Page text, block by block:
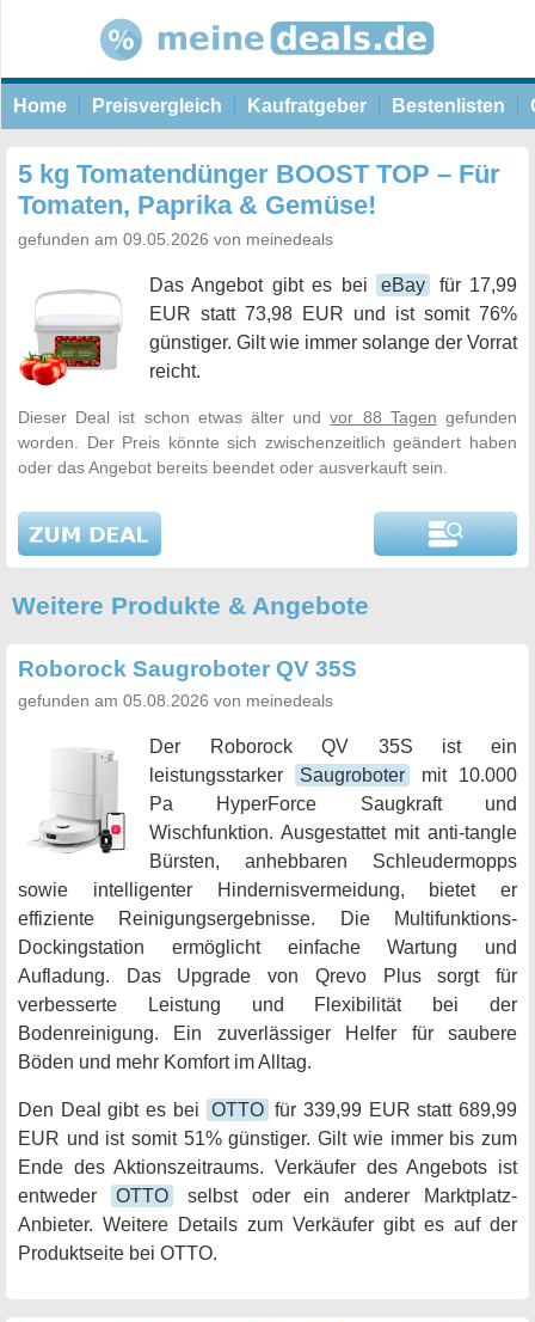
Home Preisvergleich Kaufratgeber Bestenlisten
5 kg Tomatendünger BOOST TOP – Für
Tomaten, Paprika & Gemüse!
gefunden am 09.05.2026 von meinedeals
Das Angebot gibt es bei eBay
für 17,99
EUR statt 73,98 EUR und ist somit 76%
günstiger. Gilt wie immer solange der Vorrat
reicht.
Dieser Deal ist schon etwas älter undvor 88 Tagen gefunden
worden. Der Preis könnte sich zwischenzeitlich geändert haben
oder das Angebot bereits beendet oder ausverkauft sein.
Weitere Produkte & Angebote
Roborock Saugroboter QV 35S
gefunden am 05.08.2026 von meinedeals
Der Roborock QV 35S ist ein
leistungsstarker
Saugroboter
mit 10.000
Pa HyperForce Saugkraft und
Wischfunktion. Ausgestattet mit anti-tangle
Bürsten, anhebbaren Schleudermopps
sowie intelligenter Hindernisvermeidung, bietet er
effiziente Reinigungsergebnisse. Die Multifunktions-
Dockingstation ermöglicht einfache Wartung und
Aufladung. Das Upgrade von Qrevo Plus sorgt für
verbesserte Leistung und Flexibilität bei der
Bodenreinigung. Ein zuverlässiger Helfer für saubere
Böden und mehr Komfort im Alltag.
Den Deal gibt es bei OTTO für 339,99 EUR statt 689,99
EUR und ist somit 51% günstiger. Gilt wie immer bis zum
Ende des Aktionszeitraums. Verkäufer des Angebots ist
entweder
OTTO
selbst oder ein anderer Marktplatz-
Anbieter. Weitere Details zum Verkäufer gibt es auf der
Produktseite bei OTTO.